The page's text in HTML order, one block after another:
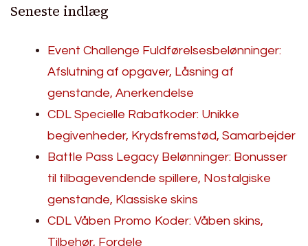
Seneste indlæg
Event Challenge Fuldførelsesbelønninger:
Afslutning af opgaver, Låsning af
genstande, Anerkendelse
CDL Specielle Rabatkoder: Unikke
begivenheder, Krydsfremstød, Samarbejder
Battle Pass Legacy Belønninger: Bonusser
til tilbagevendende spillere, Nostalgiske
genstande, Klassiske skins
CDL Våben Promo Koder: Våben skins,
Tilbehør, Fordele